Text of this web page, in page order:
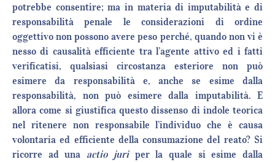
potrebbe consentire; ma in materia di imputabilità e di
responsabilità penale le considerazioni di ordine
oggettivo non possono avere peso perché, quando non vi è
nesso di causalità efficiente tra l’agente attivo ed i fatti
verificatisi, qualsiasi circostanza esteriore non può
esimere da responsabilità e, anche se esime dalla
responsabilità, non può esimere dalla imputabilità. E
allora come si giustifica questo dissenso di indole teorica
nel ritenere non responsabile l’individuo che è causa
volontaria ed efficiente della consumazione del reato? Si
ricorre ad una actio juriper la quale si esime dalla